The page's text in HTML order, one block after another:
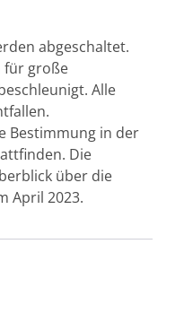
abgeschaltet.
für große
Alle
Bestimmung in der
Die
über die
April 2023.